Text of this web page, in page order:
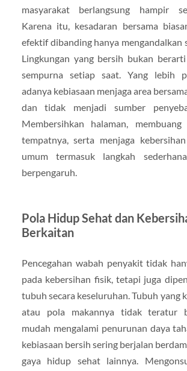
masyarakat berlangsung hampir
Karena itu, kesadaran bersama
efektif dibanding hanya mengandalkan
Lingkungan yang bersih bukan
sempurna setiap saat. Yang lebih
adanya kebiasaan menjaga area
dan tidak menjadi sumber
Membersihkan halaman,
tempatnya, serta menjaga
umum termasuk langkah
berpengaruh.
Pola Hidup Sehat dan
Berkaitan
Pencegahan wabah penyakit tidak
pada kebersihan fisik, tetapi juga
tubuh secara keseluruhan. Tubuh yang
atau pola makannya tidak teratur
mudah mengalami penurunan daya
kebiasaan bersih sering berjalan
gaya hidup sehat lainnya.